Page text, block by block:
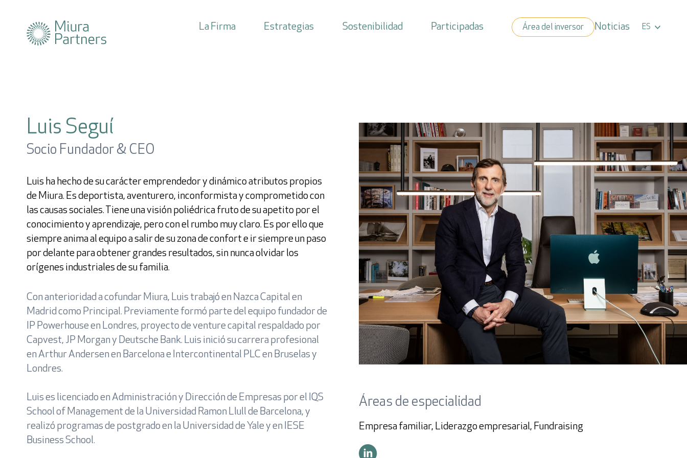
La Firma Estrategias Sostenibilidad Participadas Área del inversor Noticias ES
Luis Seguí
Socio Fundador & CEO
Luis ha hecho de su carácter emprendedor y dinámico atributos propios
de Miura. Es deportista, aventurero, inconformista y comprometido con
las causas sociales. Tiene una visión poliédrica fruto de su apetito por el
conocimiento y aprendizaje, pero con el rumbo muy claro. Es por ello que
siempre anima al equipo a salir de su zona de confort e ir siempre un paso
por delante para obtener grandes resultados, sin nunca olvidar los
orígenes industriales de su familia.
Con anterioridad a cofundar Miura, Luis trabajó en Nazca Capital en
Madrid como Principal. Previamente formó parte del equipo fundador de
IP Powerhouse en Londres, proyecto de venture capital respaldado por
Capvest, JP Morgan y Deutsche Bank. Luis inició su carrera profesional
en Arthur Andersen en Barcelona e Intercontinental PLC en Bruselas y
Londres.
Luis es licenciado en Administración y Dirección de Empresas por el IQS
School of Management de la Universidad Ramon Llull de Barcelona, y
realizó programas de postgrado en la Universidad de Yale y en IESE
Business School.
Áreas de especialidad
Empresa familiar, Liderazgo empresarial, Fundraising
a nuestra newsletter
Acepto la
* Campos obligatorios
Acceso
Inversores
Usuario